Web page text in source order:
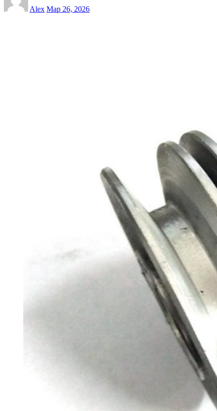
Alex Мар 26, 2026